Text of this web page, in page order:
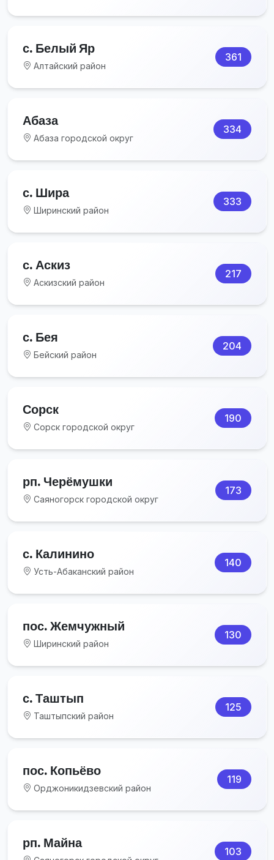
с. Белый Яр
Алтайский район
361
Абаза
Абаза городской округ
334
с. Шира
Ширинский район
333
с. Аскиз
Аскизский район
217
с. Бея
Бейский район
204
Сорск
Сорск городской округ
190
рп. Черёмушки
Саяногорск городской округ
173
с. Калинино
Усть-Абаканский район
140
пос. Жемчужный
Ширинский район
130
с. Таштып
Таштыпский район
125
пос. Копьёво
Орджоникидзевский район
119
рп. Майна
103